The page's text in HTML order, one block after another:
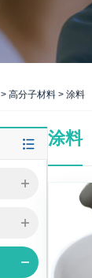
> 高分子材料 > 涂料
涂料